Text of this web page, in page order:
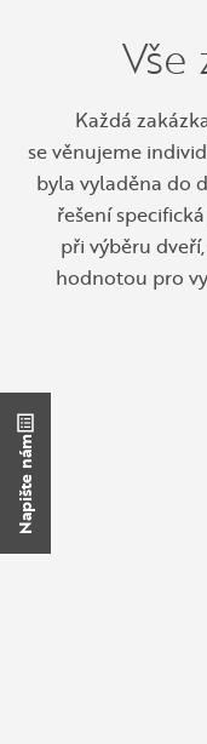
Napište nám
Vše
Každá
se věnujeme
byla vyladěna do
řešení
při výběru
hodnotou pro